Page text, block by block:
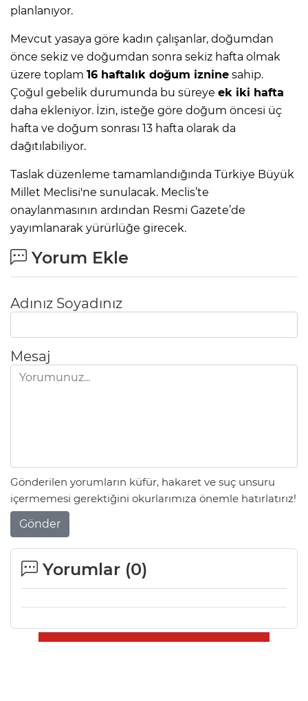
planlanıyor.
Mevcut yasaya göre kadın çalışanlar, doğumdan
önce sekiz ve doğumdan sonra sekiz hafta olmak
üzere toplam 16 haftalık doğum iznine sahip.
Çoğul gebelik durumunda bu süreye ek iki hafta
daha ekleniyor. İzin, isteğe göre doğum öncesi üç
hafta ve doğum sonrası 13 hafta olarak da
dağıtılabiliyor.
Taslak düzenleme tamamlandığında Türkiye Büyük
Millet Meclisi'ne sunulacak. Meclis’te
onaylanmasının ardından Resmi Gazete’de
yayımlanarak yürürlüğe girecek.
Yorum Ekle
Adınız Soyadınız
Mesaj
Gönderilen yorumların küfür, hakaret ve suç unsuru
içermemesi gerektiğini okurlarımıza önemle hatırlatırız!
Gönder
Yorumlar (0)